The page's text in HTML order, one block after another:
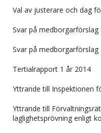
Val av justerare och dag
Svar på medborgarförslag
Svar på medborgarförslag
Tertialrapport 1 år 2014
Yttrande till Inspektionen
Yttrande till
laglighetsprövning enligt